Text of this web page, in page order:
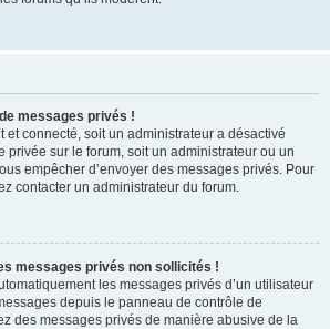
messages privés !
et connecté, soit un administrateur a désactivé
privée sur le forum, soit un administrateur ou un
empêcher d’envoyer des messages privés. Pour
contacter un administrateur du forum.
messages privés non sollicités !
les messages privés d’un utilisateur
depuis le panneau de contrôle de
des messages privés de manière abusive de la